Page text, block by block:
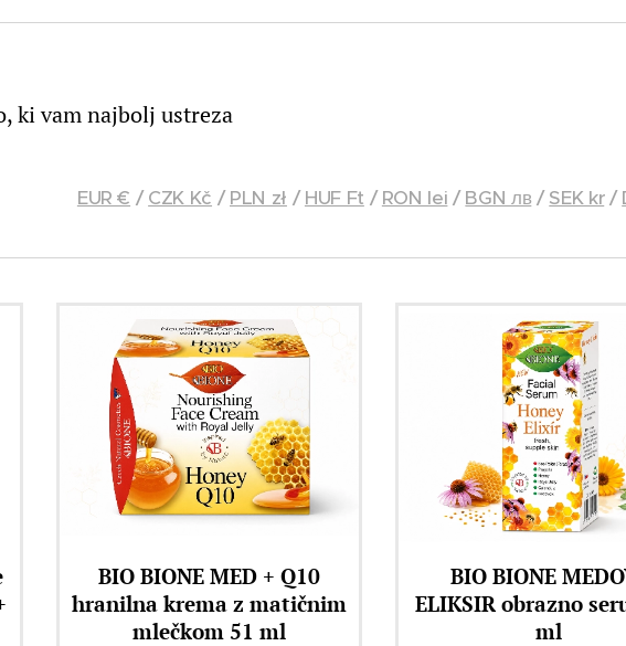
ki vam najbolj ustreza
EUR € /CZK Kč /PLN zł /HUF Ft /RON lei /BGN лв /SEK kr/
BIO BIONE MEDOVI
ELIKSIR obrazno serum 40
ml
BIO BIONE
balzam MED +
Q10 260 ml